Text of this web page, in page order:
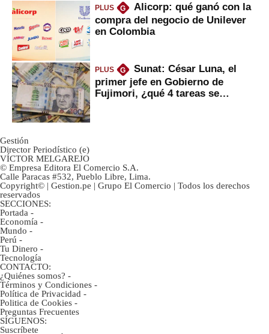
PLUS G
Alicorp: qué ganó con la
compra del negocio de Unilever
en Colombia
PLUS G
Sunat: César Luna, el
primer jefe en Gobierno de
Fujimori, ¿qué 4 tareas se
Gestión
Director Periodístico (e)
VÍCTOR MELGAREJO
© Empresa Editora El Comercio S.A.
Calle Paracas #532, Pueblo Libre, Lima.
Copyright© | Gestion.pe | Grupo El Comercio | Todos los derechos
reservados
SECCIONES:
Portada -
Economía -
Mundo -
Perú -
Tu Dinero -
Tecnología
CONTACTO:
¿Quiénes somos? -
Términos y Condiciones -
Política de Privacidad -
Politica de Cookies -
Preguntas Frecuentes
SÍGUENOS:
Suscríbete